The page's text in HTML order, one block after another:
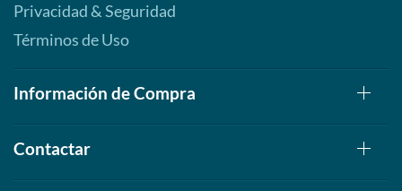
Privacidad & Seguridad
Términos de Uso
Información de Compra
Contactar